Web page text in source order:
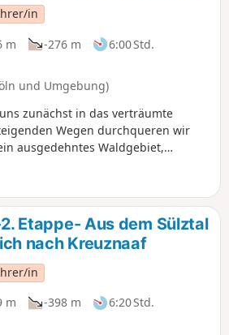
in
m -276 m
6:00 Std.
und Umgebung)
zunächst in das verträumte
Wegen durchqueren wir
ausgedehntes Waldgebiet,
eine Besichtigung wert.
wir in das Bröltal. Hinter
wir nochmals eine
bevor wir in Winterscheid an der
Etappe- Aus dem Sülztal
nach Kreuznaaf
in
m -398 m
6:20 Std.